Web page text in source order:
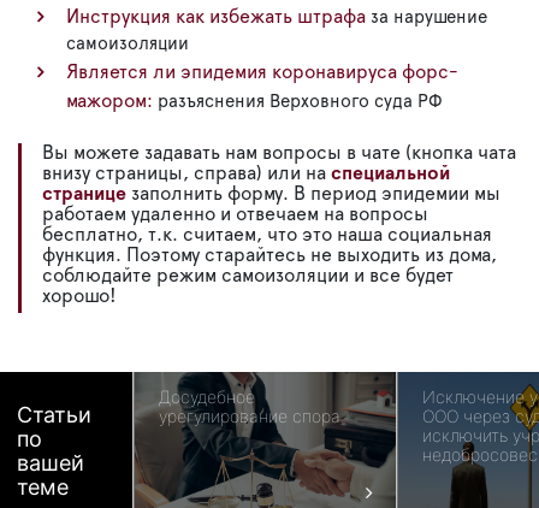
Инструкция как избежать штрафа за нарушение
самоизоляции
Является ли эпидемия коронавируса форс-
мажором: разъяснения Верховного суда РФ
Вы можете задавать нам вопросы в чате (кнопка чата
внизу страницы, справа) или на специальной
странице заполнить форму. В период эпидемии мы
работаем удаленно и отвечаем на вопросы
бесплатно, т.к. считаем, что это наша социальная
функция. Поэтому старайтесь не выходить из дома,
соблюдайте режим самоизоляции и все будет
хорошо!
Статьи
по
вашей
теме
Досудебное
урегулирование спора
Исключение
ООО через
исключить